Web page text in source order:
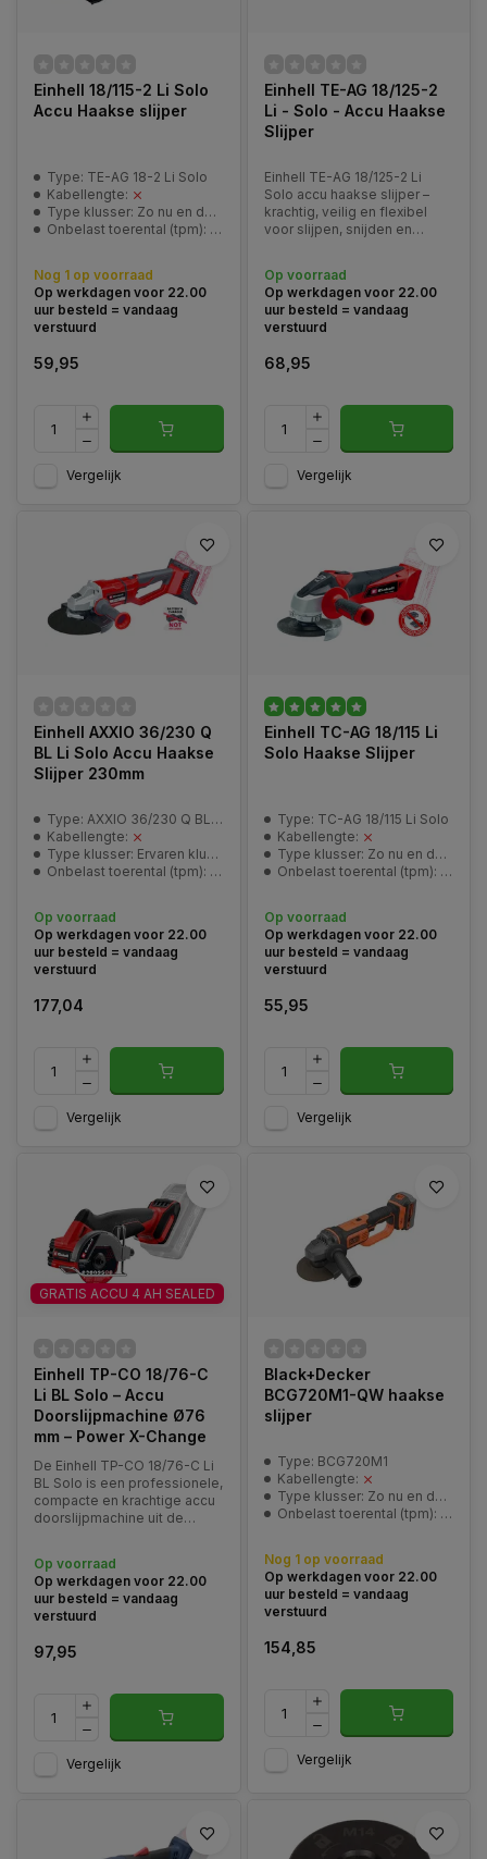
Einhell 18/115-2 Li Solo
Accu Haakse slijper
Type: TE-AG 18-2 Li Solo
Kabellengte:
Type klusser: Zo nu en dan klusser / Ervaren klusser
Onbelast toerental (tpm): 8500/min
Nog 1 op voorraad
Op werkdagen voor 22.00
uur besteld = vandaag
verstuurd
59,95
Vergelijk
Einhell TE-AG 18/125-2
Li - Solo - Accu Haakse
Slijper
Einhell TE-AG 18/125-2 Li
Solo accu haakse slijper –
krachtig, veilig en flexibel
voor slijpen, snijden en
Op voorraad
Op werkdagen voor 22.00
uur besteld = vandaag
verstuurd
68,95
Vergelijk
Einhell AXXIO 36/230 Q
BL Li Solo Accu Haakse
Slijper 230mm
Type: AXXIO 36/230 Q BL Li Solo
Kabellengte:
Type klusser: Ervaren klusser
Onbelast toerental (tpm): 6600/min
Op voorraad
Op werkdagen voor 22.00
uur besteld = vandaag
verstuurd
177,04
Vergelijk
Einhell TC-AG 18/115 Li
Solo Haakse Slijper
Type: TC-AG 18/115 Li Solo
Kabellengte:
Type klusser: Zo nu en dan klusser
Onbelast toerental (tpm): 8500/min
Op voorraad
Op werkdagen voor 22.00
uur besteld = vandaag
verstuurd
55,95
Vergelijk
GRATIS ACCU 4 AH SEALED
Einhell TP-CO 18/76-C
Li BL Solo – Accu
Doorslijpmachine Ø76
mm – Power X-Change
De Einhell TP-CO 18/76-C Li
BL Solo is een professionele,
compacte en krachtige accu
doorslijpmachine uit de
borstelloze motor en
geavanceerde elektronica is
deze machine perfect voor
nauwkeurig slijpwerk
Op voorraad
Op werkdagen voor 22.00
uur besteld = vandaag
verstuurd
97,95
Vergelijk
Black+Decker
BCG720M1-QW haakse
slijper
Type: BCG720M1
Kabellengte:
Type klusser: Zo nu en dan klusser / Ervaren klusser
Onbelast toerental (tpm): 8600/min
Nog 1 op voorraad
Op werkdagen voor 22.00
uur besteld = vandaag
verstuurd
154,85
Vergelijk